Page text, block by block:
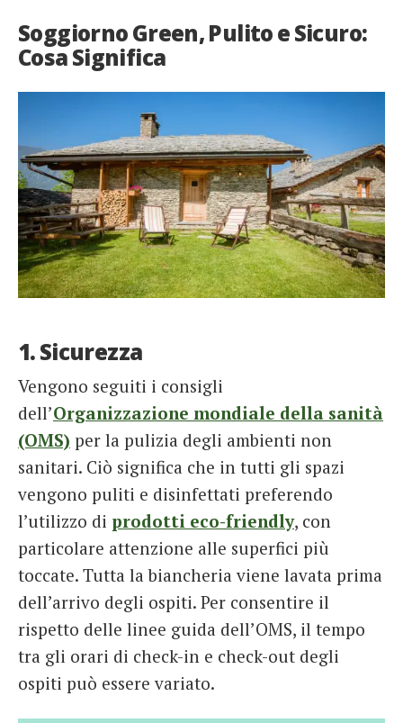
Soggiorno Green, Pulito e Sicuro:
Cosa Significa
1. Sicurezza
Vengono seguiti i consigli
dell’Organizzazione mondiale della sanità
(OMS) per la pulizia degli ambienti non
sanitari. Ciò significa che in tutti gli spazi
vengono puliti e disinfettati preferendo
l’utilizzo di prodotti eco-friendly, con
particolare attenzione alle superfici più
toccate. Tutta la biancheria viene lavata prima
dell’arrivo degli ospiti. Per consentire il
rispetto delle linee guida dell’OMS, il tempo
tra gli orari di check-in e check-out degli
ospiti può essere variato.